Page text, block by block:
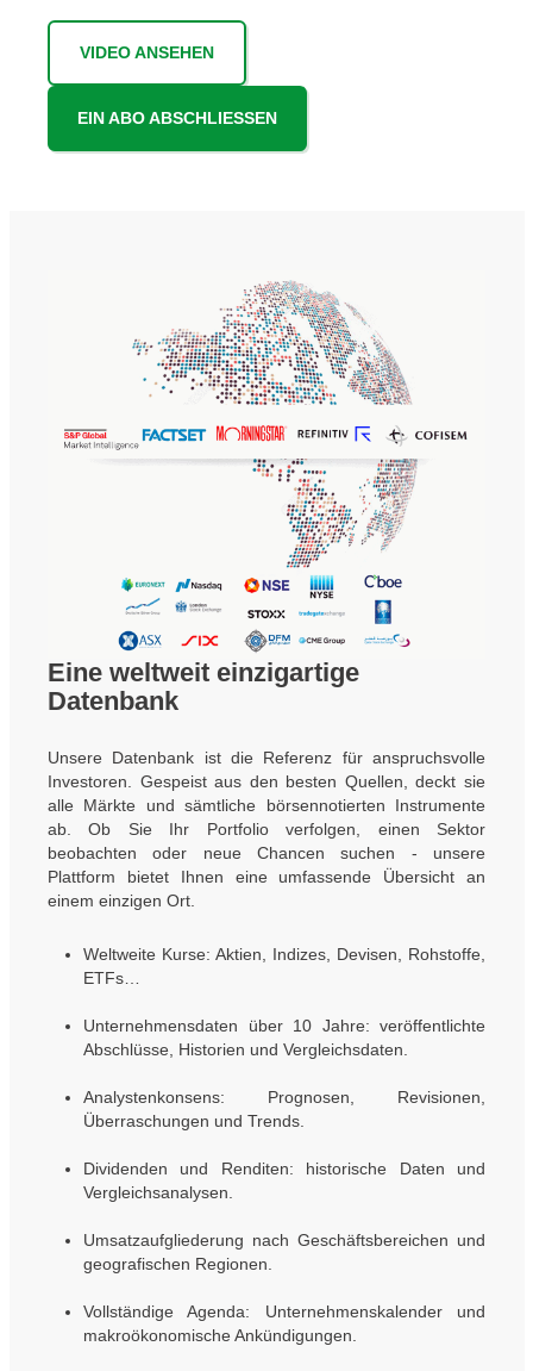
VIDEO ANSEHEN
EIN ABO ABSCHLIESSEN
Eine weltweit einzigartige
Datenbank
Unsere Datenbank ist die Referenz für anspruchsvolle
Investoren. Gespeist aus den besten Quellen, deckt sie
alle Märkte und sämtliche börsennotierten Instrumente
ab. Ob Sie Ihr Portfolio verfolgen, einen Sektor
beobachten oder neue Chancen suchen - unsere
Plattform bietet Ihnen eine umfassende Übersicht an
einem einzigen Ort.
Weltweite Kurse: Aktien, Indizes, Devisen, Rohstoffe,
ETFs…
Unternehmensdaten über 10 Jahre: veröffentlichte
Abschlüsse, Historien und Vergleichsdaten.
Analystenkonsens: Prognosen, Revisionen,
Überraschungen und Trends.
Dividenden und Renditen: historische Daten und
Vergleichsanalysen.
Umsatzaufgliederung nach Geschäftsbereichen und
geografischen Regionen.
Vollständige Agenda: Unternehmenskalender und
makroökonomische Ankündigungen.